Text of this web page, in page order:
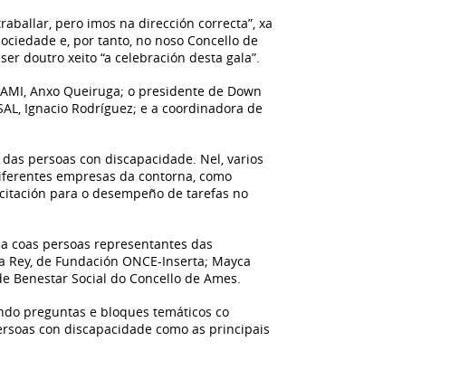
pero imos na dirección correcta”, xa
e, por tanto, no noso Concello de
doutro xeito “a celebración desta gala”.
Anxo Queiruga; o presidente de Down
Ignacio Rodríguez; e a coordinadora de
persoas con discapacidade. Nel, varios
empresas da contorna, como
para o desempeño de tarefas no
coas persoas representantes das
de Fundación ONCE-Inserta; Mayca
Benestar Social do Concello de Ames.
preguntas e bloques temáticos co
con discapacidade como as principais